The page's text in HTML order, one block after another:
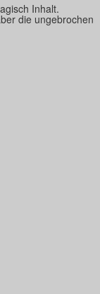
Inhalt.
die ungebrochen